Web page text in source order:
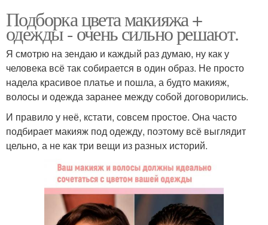
Подборка цвета макияжа +
одежды - очень сильно решают.
Я смотрю на зендаю и каждый раз думаю, ну как у
человека всё так собирается в один образ. Не просто
надела красивое платье и пошла, а будто макияж,
волосы и одежда заранее между собой договорились.
И правило у неё, кстати, совсем простое. Она часто
подбирает макияж под одежду, поэтому всё выглядит
цельно, а не как три вещи из разных историй.